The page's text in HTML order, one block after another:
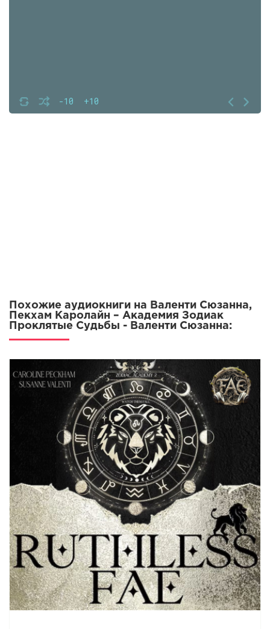
-10 +10
Похожие аудиокниги на Валенти Сюзанна,
Пекхам Каролайн – Академия Зодиак
Проклятые Судьбы - Валенти Сюзанна: